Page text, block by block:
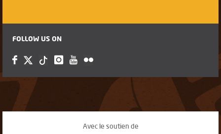
FOLLOW US ON
Avec le soutien de